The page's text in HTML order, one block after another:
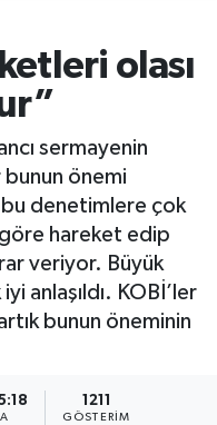
olası
sermayenin
önemi
bu denetimlere çok
hareket edip
veriyor. Büyük
anlaşıldı. KOBİ’ler
bunun öneminin
1211
GÖSTERIM
Fikstür